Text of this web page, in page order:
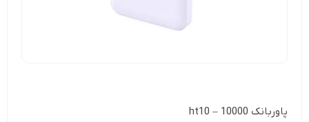
پاوربانک 10000 – ht10